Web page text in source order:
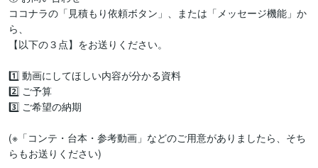
ココナラの「見積もり依頼ボタン」、または「メッセージ機能」か
ら、
【以下の３点】をお送りください。
1️⃣ 動画にしてほしい内容が分かる資料
2️⃣ ご予算
3️⃣ ご希望の納期
(※「コンテ・台本・参考動画」などのご用意がありましたら、そち
らもお送りください)